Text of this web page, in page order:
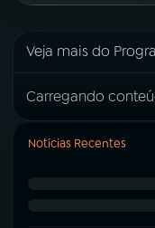
Veja mais do
Carregando
Notícias Recentes